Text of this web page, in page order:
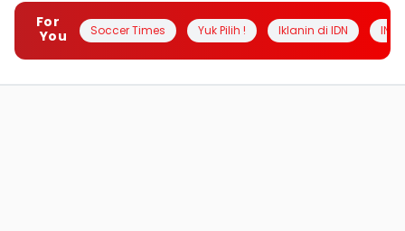
For
You
Soccer Times Yuk Pilih ! Iklanin di IDN